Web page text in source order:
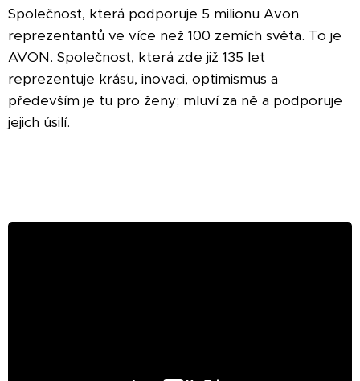
Společnost, která podporuje 5 milionu Avon
reprezentantů ve více než 100 zemích světa. To je
AVON. Společnost, která zde již 135 let
reprezentuje krásu, inovaci, optimismus a
především je tu pro ženy; mluví za ně a podporuje
jejich úsilí.